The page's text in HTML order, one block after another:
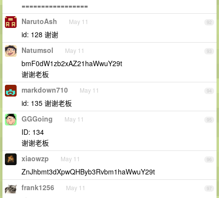
=================
92
NarutoAsh May 11
id: 128 谢谢
93
Natumsol May 11
bmF0dW1zb2xAZ21haWwuY29t
谢谢老板
94
markdown710 May 11
id: 135 谢谢老板
95
GGGoing May 11
ID: 134
谢谢老板
96
xiaowzp May 11
ZnJhbmt3dXpwQHByb3Rvbm1haWwuY29t
97
frank1256 May 11